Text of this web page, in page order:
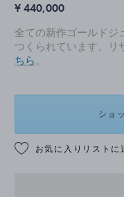
¥ 440,000
全ての新作ゴールドジ
つくられています。リ
ちら。
ショ
お気に入りリストに